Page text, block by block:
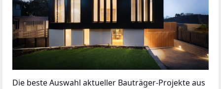
Die beste Auswahl aktueller Bauträger-Projekte aus